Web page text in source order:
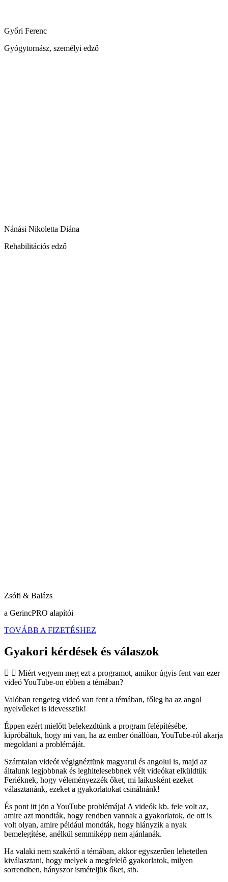
Győri Ferenc
Gyógytornász, személyi edző
Nánási Nikoletta Diána
Rehabilitációs edző
Zsófi & Balázs
a GerincPRO alapítói
TOVÁBB A FIZETÉSHEZ
Gyakori kérdések és válaszok
Miért vegyem meg ezt a programot, amikor úgyis fent van ezer
videó YouTube-on ebben a témában?
Valóban rengeteg videó van fent a témában, főleg ha az angol
nyelvűeket is idevesszük!
Éppen ezért mielőtt belekezdtünk a program felépítésébe,
kipróbáltuk, hogy mi van, ha az ember önállóan, YouTube-ról akarja
megoldani a problémáját.
Számtalan videót végignéztünk magyarul és angolul is, majd az
általunk legjobbnak és leghitelesebbnek vélt videókat elküldtük
Feriéknek, hogy véleményezzék őket, mi laikusként ezeket
választanánk, ezeket a gyakorlatokat csinálnánk!
És pont itt jön a YouTube problémája! A videók kb. fele volt az,
amire azt mondták, hogy rendben vannak a gyakorlatok, de ott is
volt olyan, amire például mondták, hogy hiányzik a nyak
bemelegítése, anélkül semmiképp nem ajánlanák.
Ha valaki nem szakértő a témában, akkor egyszerűen lehetetlen
kiválasztani, hogy melyek a megfelelő gyakorlatok, milyen
sorrendben, hányszor ismételjük őket, stb.